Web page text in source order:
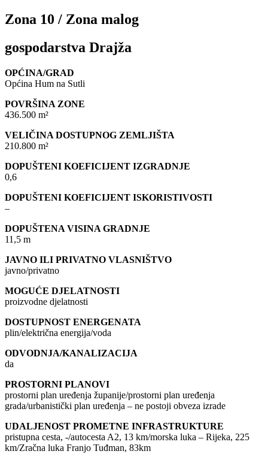
Zona 10 / Zona malog
gospodarstva Drajža
OPĆINA/GRAD
Općina Hum na Sutli
POVRŠINA ZONE
436.500 m²
VELIČINA DOSTUPNOG ZEMLJIŠTA
210.800 m²
DOPUŠTENI KOEFICIJENT IZGRADNJE
0,6
DOPUŠTENI KOEFICIJENT ISKORISTIVOSTI
–
DOPUŠTENA VISINA GRADNJE
11,5 m
JAVNO ILI PRIVATNO VLASNIŠTVO
javno/privatno
MOGUĆE DJELATNOSTI
proizvodne djelatnosti
DOSTUPNOST ENERGENATA
plin/električna energija/voda
ODVODNJA/KANALIZACIJA
da
PROSTORNI PLANOVI
prostorni plan uređenja županije/prostorni plan uređenja
grada/urbanistički plan uređenja – ne postoji obveza izrade
UDALJENOST PROMETNE INFRASTRUKTURE
pristupna cesta, -/autocesta A2, 13 km/morska luka – Rijeka, 225
km/Zračna luka Franjo Tuđman, 83km